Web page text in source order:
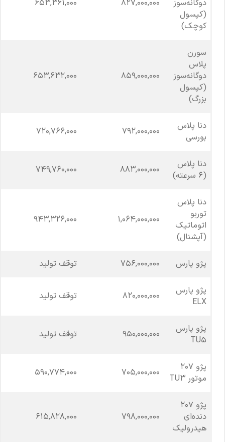
دوگانه‌سوز
(کپسول
کوچک)
827,000,000
653,361,000
سورن
پلاس
دوگانه‌سوز
(کپسول
بزرگ)
859,000,000
653,632,000
دنا پلاس
بورسی
792,000,000
720,766,000
دنا پلاس
(6 سرعته)
883,000,000
749,760,000
دنا پلاس
توربو
اتوماتیک
(آپشنال)
1,064,000,000
943,326,000
پژو پارس 756,000,000 توقف تولید
پژو پارس
ELX
820,000,000 توقف تولید
پژو پارس
TU5
950,000,000 توقف تولید
پژو 207
موتور TU3
705,000,000
590,774,000
پژو 207
دنده‌ای
هیدرولیک
798,000,000
615,828,000